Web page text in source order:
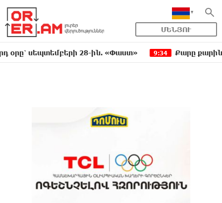
ՄԵՆՅՈՒ
սեպտեմբերի 28-ին. «Փաստ» 9:34 Քարը քարին չեն